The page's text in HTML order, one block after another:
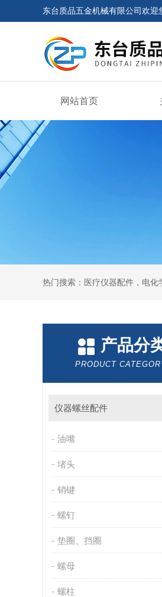
东台质品五金机械有限公司欢迎
网站首页
热门搜索：医疗仪器配件，电
产品分
PRODUCT
仪器螺丝配件
油嘴
堵头
销键
螺钉
垫圈、挡圈
螺母
螺柱